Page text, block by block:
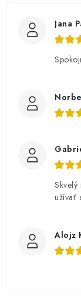
Jana
užívať
Alojz